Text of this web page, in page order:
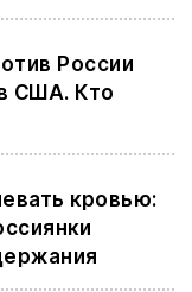
России
США. Кто
кровью: